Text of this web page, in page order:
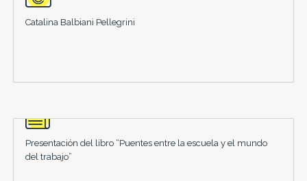
Catalina Balbiani Pellegrini
Presentación del libro “Puentes entre la escuela y el mundo
del trabajo”